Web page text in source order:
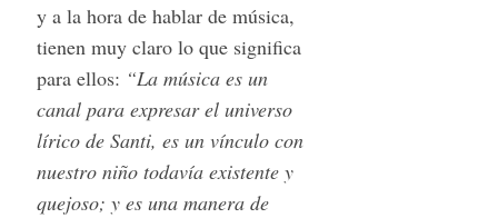
y a la hora de hablar de música,
tienen muy claro lo que significa
para ellos: “La música es un
canal para expresar el universo
lírico de Santi, es un vínculo con
nuestro niño todavía existente y
quejoso; y es una manera de